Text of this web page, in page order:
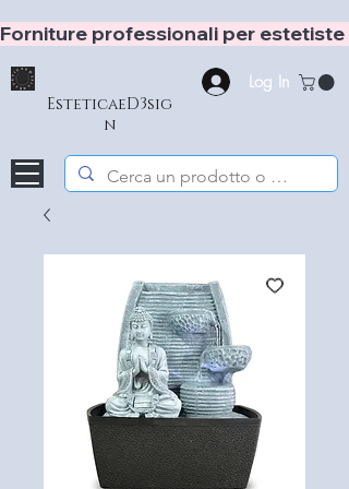
Forniture professionali per
EsteticaeD3sig
n
Log In